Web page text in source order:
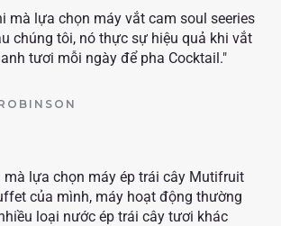
mà lựa chọn máy vắt cam soul seeries
chúng tôi, nó thực sự hiệu quả khi vắt
tươi mỗi ngày để pha Cocktail."
mà lựa chọn máy ép trái cây Mutifruit
của mình, máy hoạt động thường
loại nước ép trái cây tươi khác